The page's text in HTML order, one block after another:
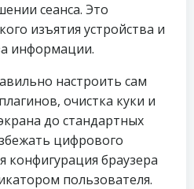
сеанса. Это
изъятия устройства и
информации.
настроить сам
очистка куки и
до стандартных
цифрового
конфигурация браузера
пользователя.